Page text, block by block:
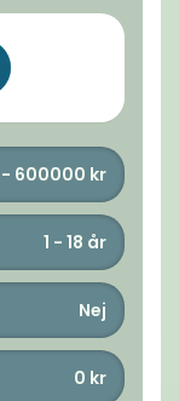
600000 kr
1 - 18 år
Nej
0 kr